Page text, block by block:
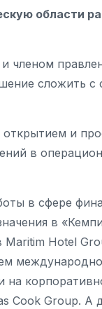
области
членом
сложить с
и
в
в сфере
в
Hotel
на
Cook Group. А